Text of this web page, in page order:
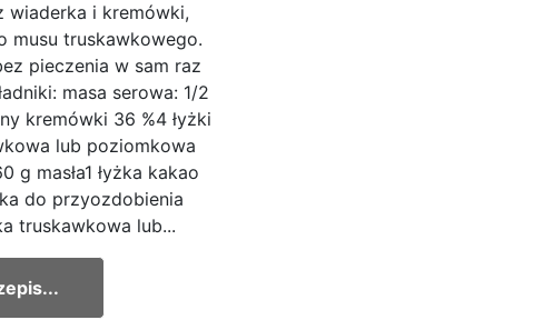
wiaderka i kremówki,
musu truskawkowego.
pieczenia w sam raz
masa serowa: 1/2
kremówki 36 %4 łyżki
lub poziomkowa
g masła1 łyżka kakao
do przyozdobienia
truskawkowa lub...